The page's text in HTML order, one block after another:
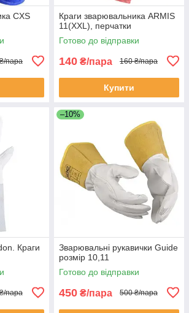
CXS
пара
Краги зварювальника ARMIS
11(ХXL), перчатки
Готово до відправки
140 ₴/пара 160 ₴/пара
Купити
Краги
пара
–10%
Зварювальні рукавички Guide
розмір 10,11
Готово до відправки
450 ₴/пара 500 ₴/пара